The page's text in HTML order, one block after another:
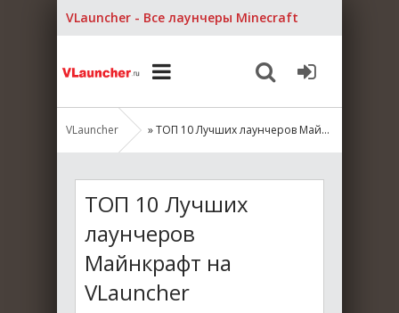
VLauncher - Все лаунчеры Minecraft
VLauncher » ТОП 10 Лучших лаунчеров Майнкрафт на VLauncher
ТОП 10 Лучших
лаунчеров
Майнкрафт на
VLauncher